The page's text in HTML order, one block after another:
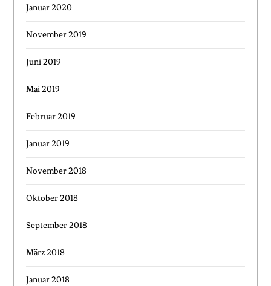
Januar 2020
November 2019
Juni 2019
Mai 2019
Februar 2019
Januar 2019
November 2018
Oktober 2018
September 2018
März 2018
Januar 2018